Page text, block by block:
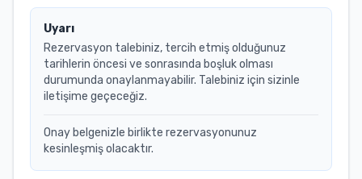
Uyarı
Rezervasyon talebiniz, tercih etmiş olduğunuz
tarihlerin öncesi ve sonrasında boşluk olması
durumunda onaylanmayabilir. Talebiniz için sizinle
iletişime geçeceğiz.
Onay belgenizle birlikte rezervasyonunuz
kesinleşmiş olacaktır.